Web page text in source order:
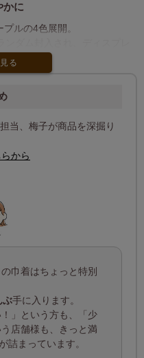
かに
ルの4色展開。
フト用にもぴったりです。
当、梅子が商品を深掘り
から
巾着はちょっと特別
ぶ手に入ります。
」という方も、「少
店舗様も、きっと満
詰まっています。